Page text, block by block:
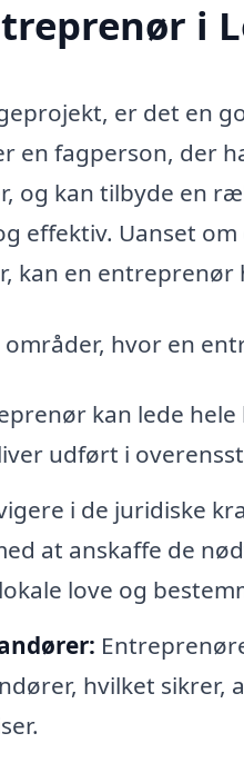
i
er det en
en fagperson, der
og kan tilbyde en
effektiv. Uanset
kan en
områder, hvor en
kan lede
udført i
i de juridiske
at anskaffe de
love og
hvilket sikrer,